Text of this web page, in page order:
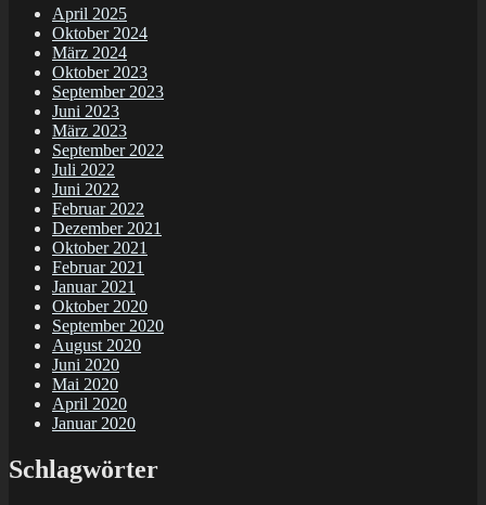
April 2025
Oktober 2024
März 2024
Oktober 2023
September 2023
Juni 2023
März 2023
September 2022
Juli 2022
Juni 2022
Februar 2022
Dezember 2021
Oktober 2021
Februar 2021
Januar 2021
Oktober 2020
September 2020
August 2020
Juni 2020
Mai 2020
April 2020
Januar 2020
Schlagwörter